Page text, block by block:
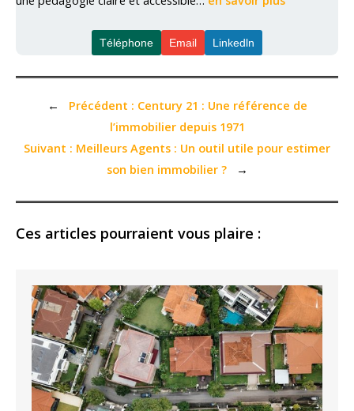
Téléphone Email Linkedln
← Précédent : Century 21 : Une référence de
l’immobilier depuis 1971
Suivant : Meilleurs Agents : Un outil utile pour estimer
son bien immobilier ?
→
Ces articles pourraient vous plaire :